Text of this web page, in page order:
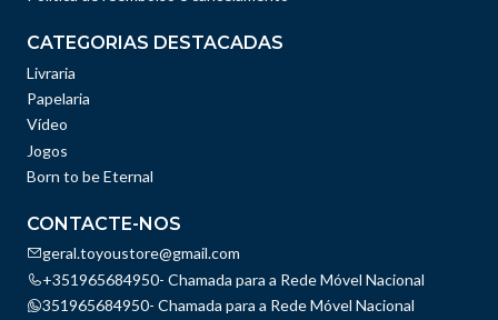
CATEGORIAS DESTACADAS
Livraria
Papelaria
Vídeo
Jogos
Born to be Eternal
CONTACTE-NOS
geral.toyoustore@gmail.com
+351965684950- Chamada para a Rede Móvel Nacional
351965684950- Chamada para a Rede Móvel Nacional